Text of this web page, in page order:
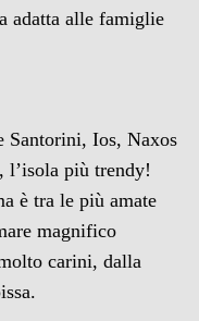
adatta alle famiglie
Santorini, Ios, Naxos
l’isola più trendy!
è tra le più amate
magnifico
carini, dalla